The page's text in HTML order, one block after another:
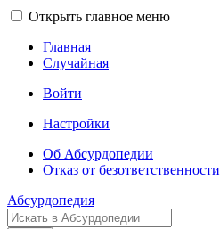
Открыть главное меню
Главная
Случайная
Войти
Настройки
Об Абсурдопедии
Отказ от безответственности
Абсурдопедия